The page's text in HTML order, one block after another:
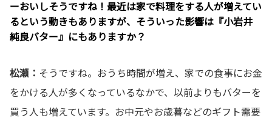
ーおいしそうですね！最近は家で料理をする人が増えてい
るという動きもありますが、そういった影響は『小岩井
純良バター』にもありますか？
松瀬： そうですね。おうち時間が増え、家での食事にお金
をかける人が多くなっているなかで、以前よりもバターを
買う人も増えています。お中元やお歳暮などのギフト需要